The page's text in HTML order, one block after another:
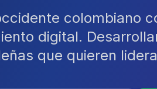
colombiano
digital.
que quieren